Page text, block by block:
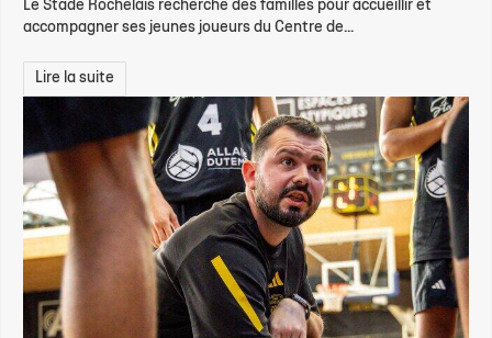
Le Stade Rochelais recherche des familles pour accueillir et
accompagner ses jeunes joueurs du Centre de...
Lire la suite